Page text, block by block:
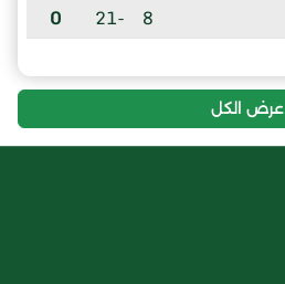
8
-21
0
عرض الكل